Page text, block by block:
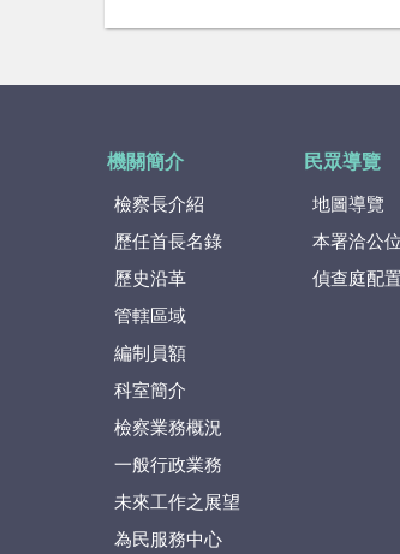
機關簡介
檢察長介紹
歷任首長名錄
歷史沿革
管轄區域
編制員額
科室簡介
檢察業務概況
一般行政業務
未來工作之展望
為民服務中心
民眾導覽
地圖導覽
本署洽公
偵查庭配